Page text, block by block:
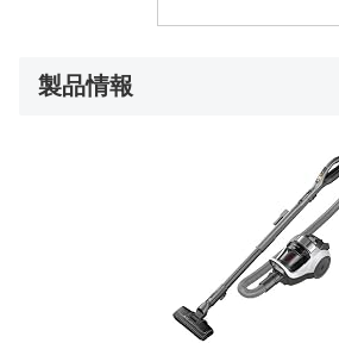
製品情報